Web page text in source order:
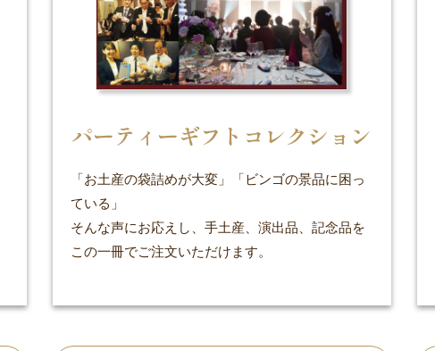
パーティーギフトコレクション
「お土産の袋詰めが大変」「ビンゴの景品に困っ
ている」
そんな声にお応えし、手土産、演出品、記念品を
この一冊でご注文いただけます。